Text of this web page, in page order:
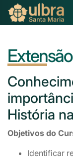
Extensão
História
Objetivos do
Identificar